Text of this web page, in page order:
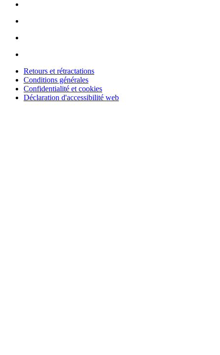
Retours et rétractations
Conditions générales
Confidentialité et cookies
Déclaration d'accessibilité web